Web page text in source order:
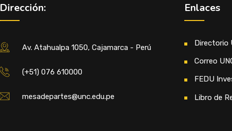
Dirección:
Av. Atahualpa 1050, Cajamarca - Perú
(+51) 076 610000
mesadepartes@unc.edu.pe
Enlaces
Directorio
Correo
FEDU
Libro de